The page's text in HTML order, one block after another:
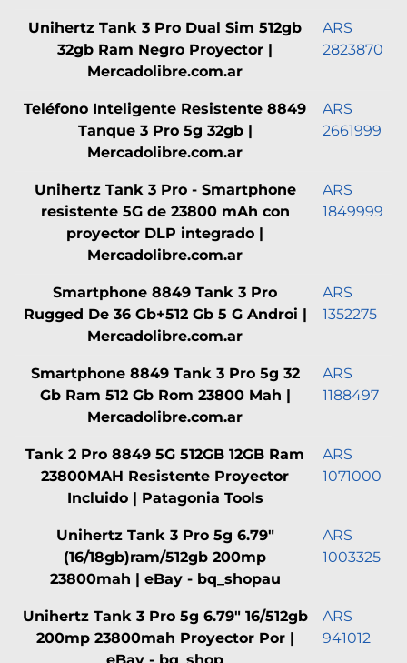
Unihertz Tank 3 Pro Dual Sim 512gb
32gb Ram Negro Proyector |
Mercadolibre.com.ar
ARS
2823870
Teléfono Inteligente Resistente 8849
Tanque 3 Pro 5g 32gb |
Mercadolibre.com.ar
ARS
2661999
Unihertz Tank 3 Pro - Smartphone
resistente 5G de 23800 mAh con
proyector DLP integrado |
Mercadolibre.com.ar
ARS
1849999
Smartphone 8849 Tank 3 Pro
Rugged De 36 Gb+512 Gb 5 G Androi |
Mercadolibre.com.ar
ARS
1352275
Smartphone 8849 Tank 3 Pro 5g 32
Gb Ram 512 Gb Rom 23800 Mah |
Mercadolibre.com.ar
ARS
1188497
Tank 2 Pro 8849 5G 512GB 12GB Ram
23800MAH Resistente Proyector
Incluido | Patagonia Tools
ARS
1071000
Unihertz Tank 3 Pro 5g 6.79"
(16/18gb)ram/512gb 200mp
23800mah | eBay - bq_shopau
ARS
1003325
Unihertz Tank 3 Pro 5g 6.79" 16/512gb
200mp 23800mah Proyector Por |
ARS
941012